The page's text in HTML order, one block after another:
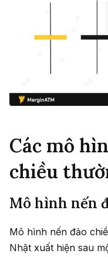
Các mô
chiều
Mô hình nến
Mô hình nến đảo
Nhật xuất hiện sau